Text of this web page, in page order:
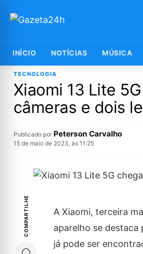
INÍCIO NOTÍCIAS MÚSICA
TECNOLOGIA
Xiaomi 13 Lite
câmeras e dois
Publicado por Peterson Carvalho
15 de maio de 2023, às 11:25
COMPARTILHE A Xiaomi, terceira
aparelho se
já pode ser